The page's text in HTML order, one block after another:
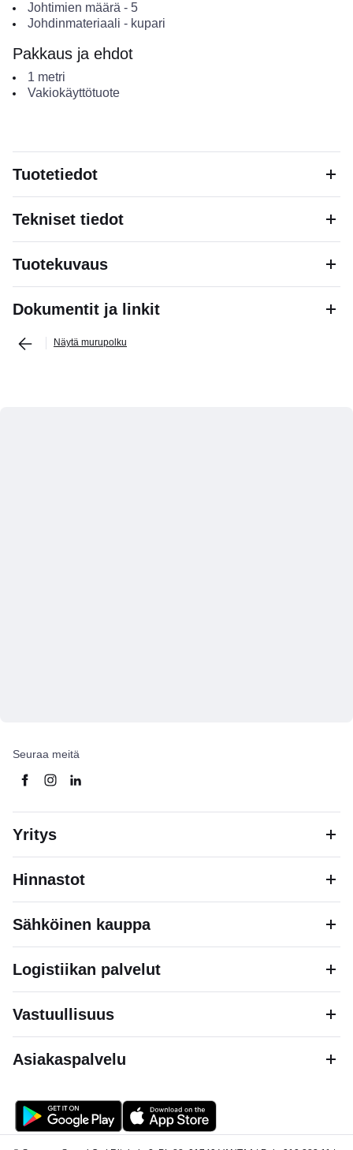
Johtimien määrä - 5
Johdinmateriaali - kupari
Pakkaus ja ehdot
1 metri
Vakiokäyttötuote
Tuotetiedot
Tekniset tiedot
Tuotekuvaus
Dokumentit ja linkit
Näytä murupolku
Seuraa meitä
Yritys
Hinnastot
Sähköinen kauppa
Logistiikan palvelut
Vastuullisuus
Asiakaspalvelu